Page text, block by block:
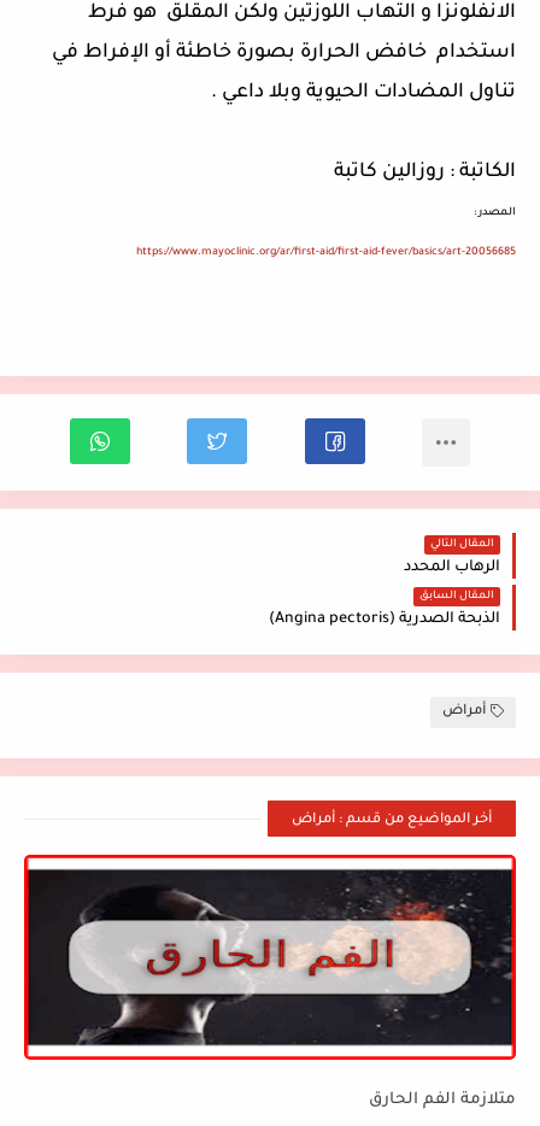
الانفلونزا و التهاب اللوزتين ولكن المقلق هو فرط
استخدام خافض الحرارة بصورة خاطئة أو الإفراط في
تناول المضادات الحيوية وبلا داعي .
الكاتبة : روزالين كاتبة
المصدر :
https://www.mayoclinic.org/ar/first-aid/first-aid-fever/basics/art-20056685
المقال التالي
الرهاب المحدد
المقال السابق
الذبحة الصدرية (Angina pectoris)
أمراض
أخر المواضيع من قسم : أمراض
متلازمة الفم الحارق